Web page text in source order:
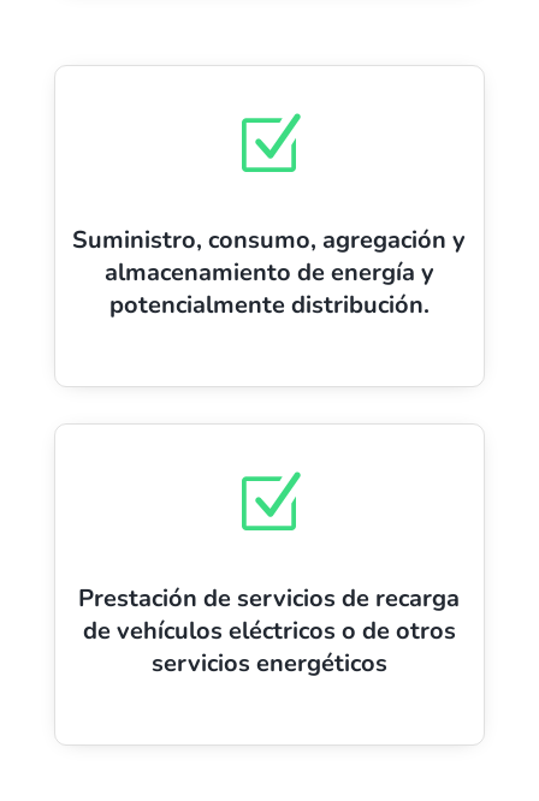
Z
Suministro, consumo, agregación y
almacenamiento de energía y
potencialmente distribución.
Z
Prestación de servicios de recarga
de vehículos eléctricos o de otros
servicios energéticos